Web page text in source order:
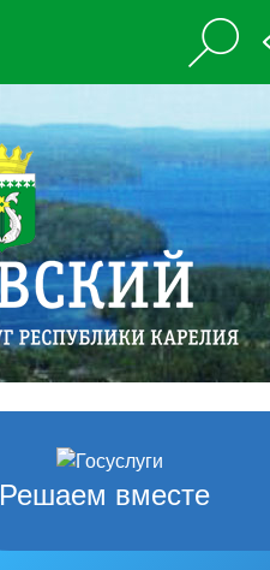
Решаем вместе